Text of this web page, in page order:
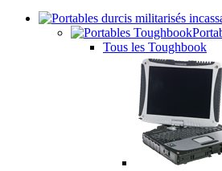
Tous les Toughbook